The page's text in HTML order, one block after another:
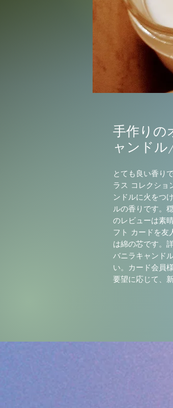
手作りの
ャンド
とても良い香り
ラス コレクショ
ンドルに火をつ
ルの香りです。
のレビューは素
フト カードを友
は綿の芯です。
バニラキャンド
い。カード会員
要望に応じて、